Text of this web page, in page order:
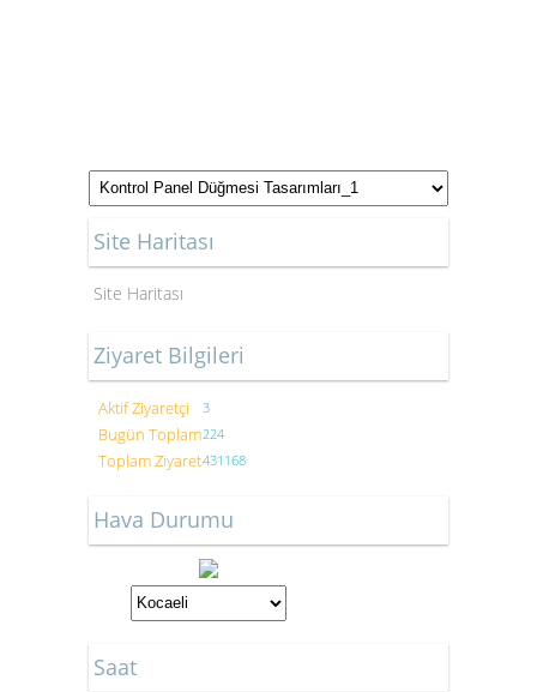
Site Haritası
Site Haritası
Ziyaret Bilgileri
Aktif Ziyaretçi 3
Bugün Toplam224
Toplam Ziyaret431168
Hava Durumu
Saat